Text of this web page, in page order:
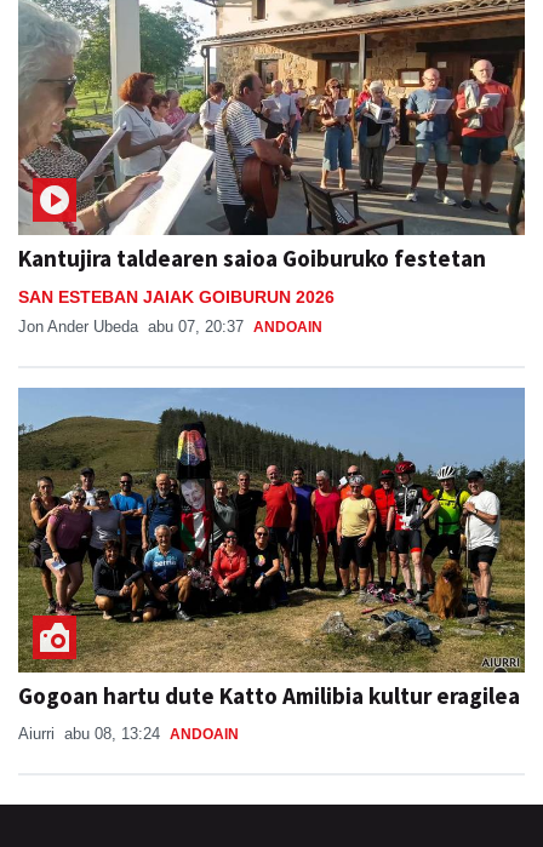
Kantujira taldearen saioa Goiburuko festetan
SAN ESTEBAN JAIAK GOIBURUN 2026
Jon Ander Ubeda abu 07, 20:37 ANDOAIN
Gogoan hartu dute Katto Amilibia kultur eragilea
Aiurri abu 08, 13:24 ANDOAIN